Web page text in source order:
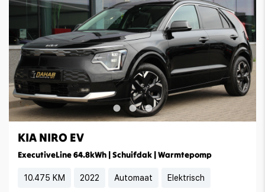
KIA NIRO EV
ExecutiveLine 64.8kWh | Schuifdak | Warmtepomp
10.475 KM 2022 Automaat Elektrisch